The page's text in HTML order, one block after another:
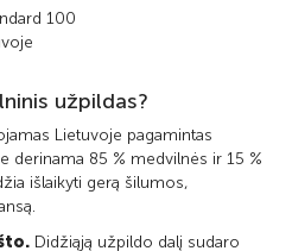
100
užpildas?
Lietuvoje pagamintas
derinama 85 % medvilnės ir 15 %
išlaikyti gerą šilumos,
Didžiąją užpildo dalį sudaro